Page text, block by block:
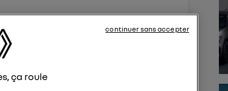
de l'année Hier impossible de
ça roule
continuer sans accepter